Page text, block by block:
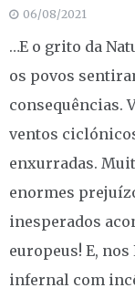
06/08/2021
…E o grito da
os povos
consequências.
ventos
enxurradas.
enormes
inesperados
europeus! E,
infernal com